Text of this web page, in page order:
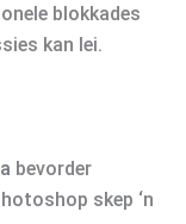
blokkades
kan lei.
bevorder
skep ‘n